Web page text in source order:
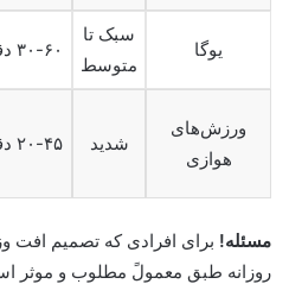
یوگا
سبک تا
متوسط
۳۰-۶۰ دقیقه
ورزش‌های
هوازی
شدید ۲۰-۴۵ دقیقه
مسئله! برای افرادی که تصمیم
روزانه طبق معمولً مطلوب و موثر